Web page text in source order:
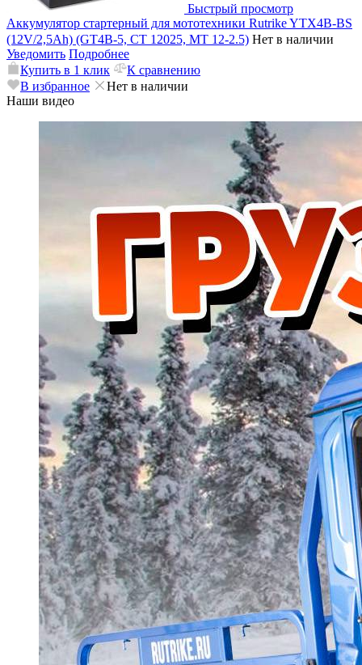
Быстрый просмотр
Аккумулятор стартерный для мототехники Rutrike YTX4B-BS
(12V/2,5Ah) (GT4B-5, CT 12025, MT 12-2.5) Нет в наличии
Уведомить Подробнее
Купить в 1 клик
К сравнению
В избранное
Нет в наличии
Наши видео